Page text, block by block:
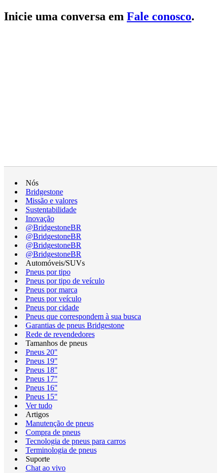
Inicie uma conversa em Fale conosco.
Nós
Bridgestone
Missão e valores
Sustentabilidade
Inovação
@BridgestoneBR
@BridgestoneBR
@BridgestoneBR
@BridgestoneBR
Automóveis/SUVs
Pneus por tipo
Pneus por tipo de veículo
Pneus por marca
Pneus por veículo
Pneus por cidade
Pneus que correspondem à sua busca
Garantias de pneus Bridgestone
Rede de revendedores
Tamanhos de pneus
Pneus 20"
Pneus 19"
Pneus 18"
Pneus 17"
Pneus 16"
Pneus 15"
Ver tudo
Artigos
Manutenção de pneus
Compra de pneus
Tecnologia de pneus para carros
Terminologia de pneus
Suporte
Chat ao vivo